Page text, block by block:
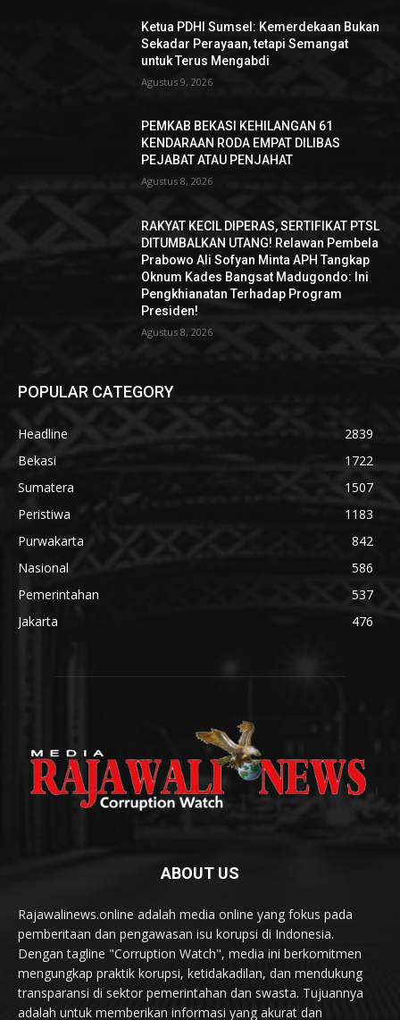
Ketua PDHI Sumsel: Kemerdekaan Bukan
Sekadar Perayaan, tetapi Semangat
untuk Terus Mengabdi
Agustus 9, 2026
PEMKAB BEKASI KEHILANGAN 61
KENDARAAN RODA EMPAT DILIBAS
PEJABAT ATAU PENJAHAT
Agustus 8, 2026
RAKYAT KECIL DIPERAS, SERTIFIKAT PTSL
DITUMBALKAN UTANG! Relawan Pembela
Prabowo Ali Sofyan Minta APH Tangkap
Oknum Kades Bangsat Madugondo: Ini
Pengkhianatan Terhadap Program
Presiden!
Agustus 8, 2026
POPULAR CATEGORY
Headline
2839
Bekasi
1722
Sumatera
1507
Peristiwa
1183
Purwakarta
842
Nasional
586
Pemerintahan
537
Jakarta
476
ABOUT US
Rajawalinews.online adalah media online yang fokus pada
pemberitaan dan pengawasan isu korupsi di Indonesia.
Dengan tagline "Corruption Watch", media ini berkomitmen
mengungkap praktik korupsi, ketidakadilan, dan mendukung
transparansi di sektor pemerintahan dan swasta. Tujuannya
adalah untuk memberikan informasi yang akurat dan